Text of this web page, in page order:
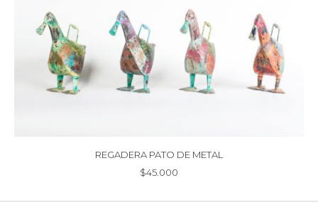
REGADERA PATO DE METAL
$45.000